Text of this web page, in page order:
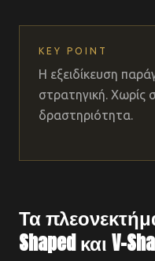
KEY POINT
Η εξειδίκευση
στρατηγική. Χωρίς
δραστηριότητα.
Τα
Shaped και V-